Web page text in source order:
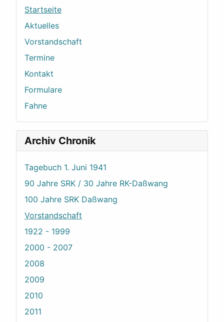
Startseite
Aktuelles
Vorstandschaft
Termine
Kontakt
Formulare
Fahne
Archiv Chronik
Tagebuch 1. Juni 1941
90 Jahre SRK / 30 Jahre RK-Daßwang
100 Jahre SRK Daßwang
Vorstandschaft
1922 - 1999
2000 - 2007
2008
2009
2010
2011